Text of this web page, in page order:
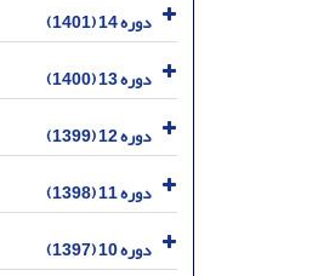
دوره 14 (1401)
دوره 13 (1400)
دوره 12 (1399)
دوره 11 (1398)
دوره 10 (1397)